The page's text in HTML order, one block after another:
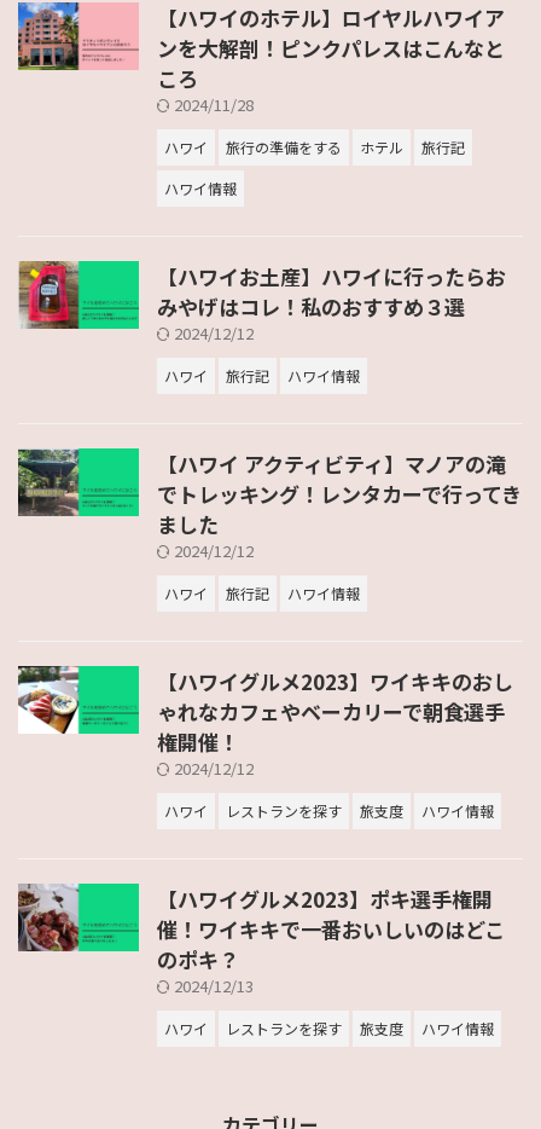
【ハワイのホテル】ロイヤルハワイア
ンを大解剖！ピンクパレスはこんなと
ころ
2024/11/28
ハワイ 旅行の準備をする ホテル
旅行記
ハワイ情報
【ハワイお土産】ハワイに行ったらお
みやげはコレ！私のおすすめ３選
2024/12/12
ハワイ 旅行記 ハワイ情報
【ハワイ アクティビティ】マノアの滝
でトレッキング！レンタカーで行ってき
ました
2024/12/12
ハワイ 旅行記 ハワイ情報
【ハワイグルメ2023】ワイキキのおし
ゃれなカフェやベーカリーで朝食選手
権開催！
2024/12/12
ハワイ レストランを探す 旅支度 ハワイ情報
【ハワイグルメ2023】ポキ選手権開
催！ワイキキで一番おいしいのはどこ
のポキ？
2024/12/13
ハワイ レストランを探す 旅支度 ハワイ情報